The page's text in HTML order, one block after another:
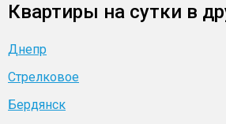
Квартиры на сутки в
Днепр
Стрелковое
Бердянск